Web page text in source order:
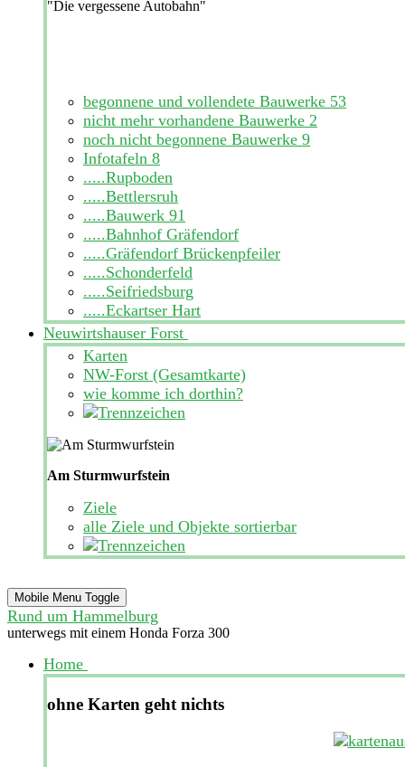
"Die vergessene Autobahn"
begonnene und vollendete Bauwerke 53
nicht mehr vorhandene Bauwerke 2
noch nicht begonnene Bauwerke 9
Infotafeln 8
.....Rupboden
.....Bettlersruh
.....Bauwerk 91
.....Bahnhof Gräfendorf
.....Gräfendorf Brückenpfeiler
.....Schonderfeld
.....Seifriedsburg
.....Eckartser Hart
Neuwirtshauser Forst
Karten
NW-Forst (Gesamtkarte)
wie komme ich dorthin?
Am Sturmwurfstein
Ziele
alle Ziele und Objekte sortierbar
Mobile Menu Toggle
Rund um Hammelburg
unterwegs mit einem Honda Forza 300
Home
ohne Karten geht nichts